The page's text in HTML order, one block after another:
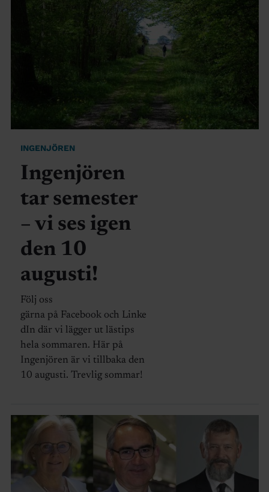
INGENJÖREN
Ingenjören
tar semester
– vi ses igen
den 10
augusti!
Följ oss
gärna på Facebook och Linke
dIn där vi lägger ut lästips
hela sommaren. Här på
Ingenjören är vi tillbaka den
10 augusti. Trevlig sommar!